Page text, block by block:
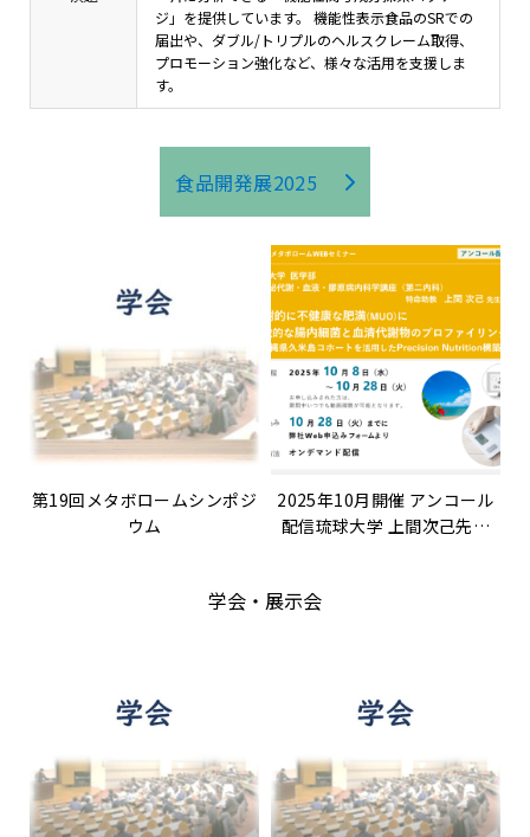
ジ」を提供しています。 機能性表示食品のSRでの
届出や、ダブル/トリプルのヘルスクレーム取得、
プロモーション強化など、様々な活用を支援しま
す。
食品開発展2025
第19回メタボロームシンポジ
ウム
2025年10月開催 アンコール
配信琉球大学 上間次己先生
菌と血清代謝物のプロファイ
学会・展示会